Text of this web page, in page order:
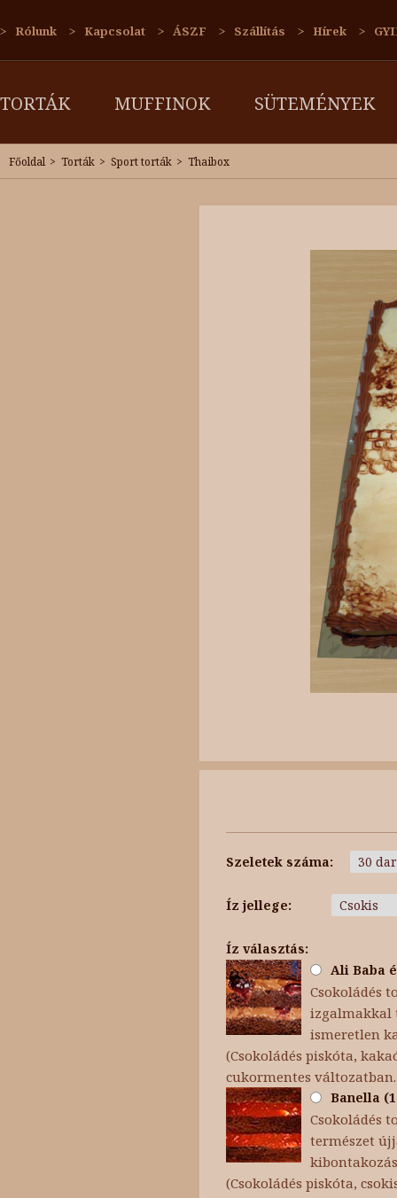
Rólunk Kapcsolat ÁSZF Szállítás Hírek
TORTÁK MUFFINOK SÜTEMÉNYEK
Főoldal Torták Sport torták Thaibox
Szeletek száma:
Íz jellege:
Íz választás:
Ali Baba
Csokoládés
izgalmakkal
ismeretlen
(Csokoládés piskóta,
cukormentes változatban.
Banella
Csokoládés
természet
(Csokoládés piskóta,